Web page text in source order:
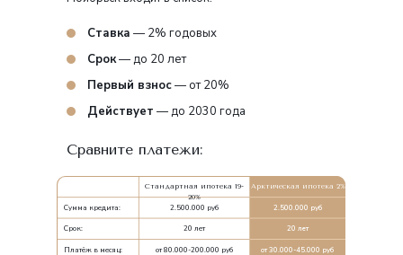
Сравните платежи:
Ставка — 2% годовых
Первый взнос— от 20%
Сумма кредита:
Срок:
Платёж в месяц:
2.500.000 руб
20 лет
от 80.000-200.000 руб
2.500.000 руб
20 лет
от 30.000-45.000 руб
Срок— до 20 лет
Действует — до 2030 года
Стандартная ипотека 19-
20%
Арктическая ипотека 2%